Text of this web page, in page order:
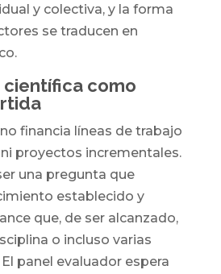
y colectiva, y la forma
se traducen en
científica como
financia líneas de trabajo
proyectos incrementales.
una pregunta que
establecido y
que, de ser alcanzado,
o incluso varias
panel evaluador espera